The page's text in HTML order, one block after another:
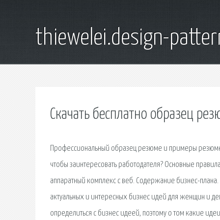
thiewelei.design-
Скачать бесплатно образец
Профессиональный образец резюме и примеры
чтобы заинтересовать работодателя? Основные
аппаратный комплекс с веб. Содержание бизнес-
актуальных и интересных бизнес идей для женщин и
определиться с бизнес идеей, поэтому о том какие